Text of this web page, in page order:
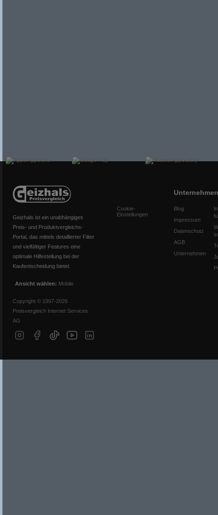
Geizhals ist ein unabhängiges
Preis- und Produktvergleichs-
Portal, das mittels detaillierter Filter
und vielfältiger Features eine
optimale Hilfestellung bei der
Kaufentscheidung bietet.
Ansicht wählen: Mobile
Copyright © 1997-2026
Preisvergleich Internet Services
AG
Cookie-
Einstellungen
Unternehmen
Blog
Impressum
Datenschutz
AGB
Unternehmen